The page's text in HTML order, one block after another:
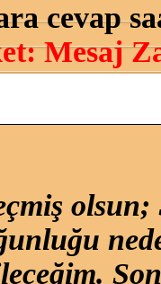
cevap
Mesaj
olsun;